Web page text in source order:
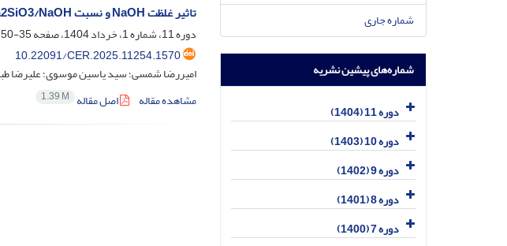
تاثیر غلظت NaOH و نسبت Na2SiO3/NaOH بر عملکرد بتن خودتراکم ژئوپلیمری حاوی اسکوریا
دوره 11، شماره 1، خرداد 1404، صفحه
35-50
10.22091/CER.2025.11254.1570
امیررضا شمسی؛ سید یاسین موسوی؛ علیرضا
مشاهده مقاله
اصل مقاله 1.39 M
شماره جاری
شماره‌های پیشین نشریه
دوره 11 (1404)
دوره 10 (1403)
دوره 9 (1402)
دوره 8 (1401)
دوره 7 (1400)